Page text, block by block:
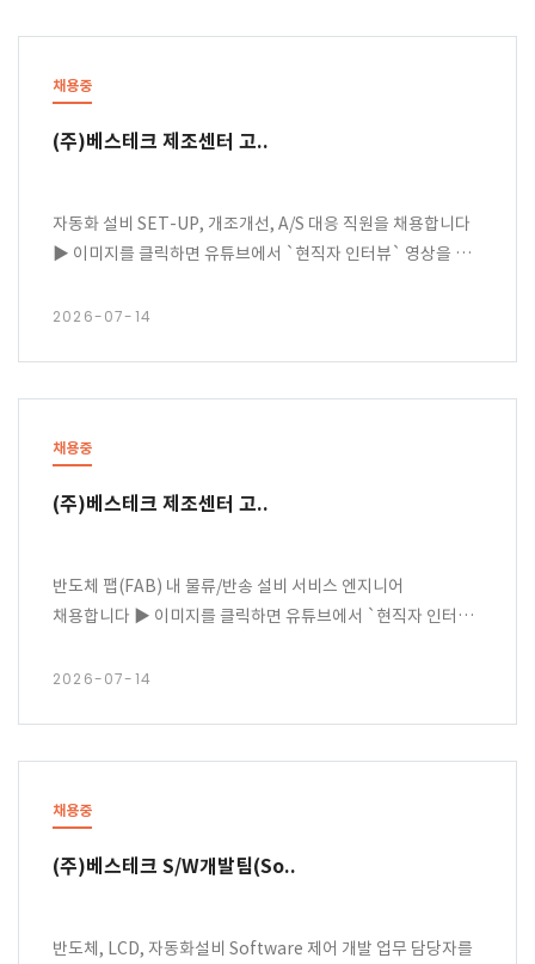
채용중
(주)베스테크 제조센터 고..
자동화 설비 SET-UP, 개조개선, A/S 대응 직원을 채용합니다
▶ 이미지를 클릭하면 유튜브에서 `현직자 인터뷰` 영상을 볼
2026-07-14
채용중
(주)베스테크 제조센터 고..
반도체 팹(FAB) 내 물류/반송 설비 서비스 엔지니어
채용합니다 ▶ 이미지를 클릭하면 유튜브에서 `현직자 인터뷰`
2026-07-14
채용중
(주)베스테크 S/W개발팀(So..
반도체, LCD, 자동화설비 Software 제어 개발 업무 담당자를